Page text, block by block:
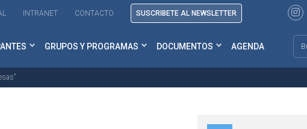
INTRANET CONTACTO SUSCRIBETE AL NEWSLETTER
GRUPOS Y PROGRAMAS DOCUMENTOS AGENDA